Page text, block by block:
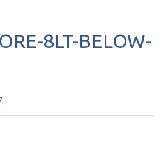
8LT-BELOW-